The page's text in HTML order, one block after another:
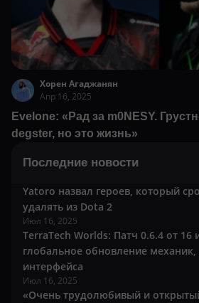
Хорен Агаджанян
Апр 16, 2025
Evelone: «Рад за m0NESY.
degster, но это жизнь»
Последние новости
Yatoro назвал героев, который
удалять из Dota 2
Июл 16, 2025
TerraTech Worlds: Патч 0.6.4 от
глобальное обновление механик,
интерфейса
Июл 16, 2025
«Очень трудолюбивый и